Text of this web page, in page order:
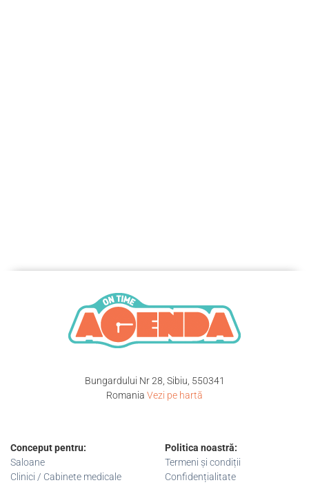
Bungardului Nr 28, Sibiu, 550341
Romania Vezi pe hartă
Conceput pentru:
Saloane
Clinici / Cabinete medicale
Politica noastră:
Termeni și condiții
Confidențialitate